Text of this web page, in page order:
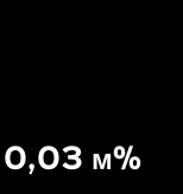
0,03 м%